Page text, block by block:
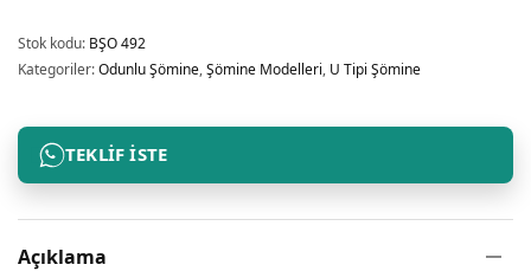
Stok kodu: BŞO 492
Kategoriler:Odunlu Şömine,Şömine Modelleri, U Tipi Şömine
TEKLIF İSTE
Açıklama